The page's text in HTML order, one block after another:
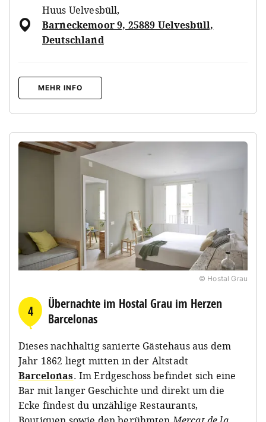
Huus Uelvesbüll,
Barneckemoor 9, 25889 Uelvesbüll,
Deutschland
MEHR INFO
© Hostal Grau
4
Übernachte im Hostal Grau im Herzen
Barcelonas
Dieses nachhaltig sanierte Gästehaus aus dem
Jahr 1862 liegt mitten in der Altstadt
Barcelonas. Im Erdgeschoss befindet sich eine
Bar mit langer Geschichte und direkt um die
Ecke findest du unzählige Restaurants,